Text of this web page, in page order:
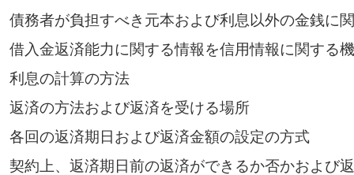
債務者が負担すべき元本および利息以外の金銭に
借入金返済能力に関する情報を信用情報に関する
利息の計算の方法
返済の方法および返済を受ける場所
各回の返済期日および返済金額の設定の方式
契約上、返済期日前の返済ができるか否かおよび